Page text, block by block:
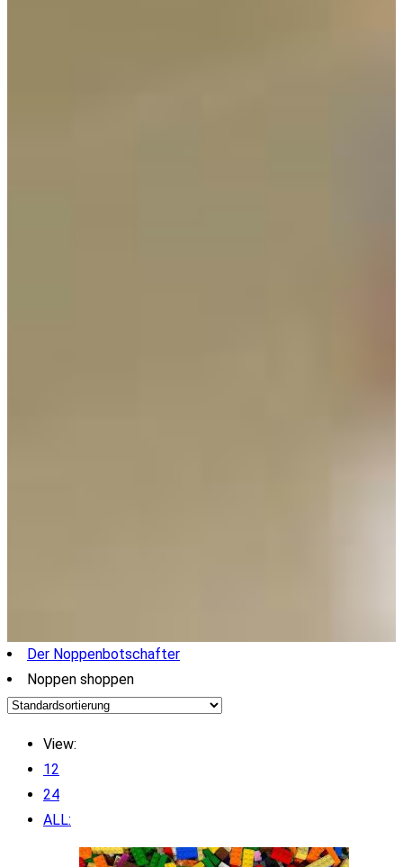
Der Noppenbotschafter
Noppen shoppen
View:
12
24
ALL: